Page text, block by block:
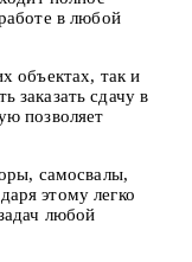
в любой
объектах, так и
заказать сдачу в
позволяет
самосвалы,
этому легко
любой